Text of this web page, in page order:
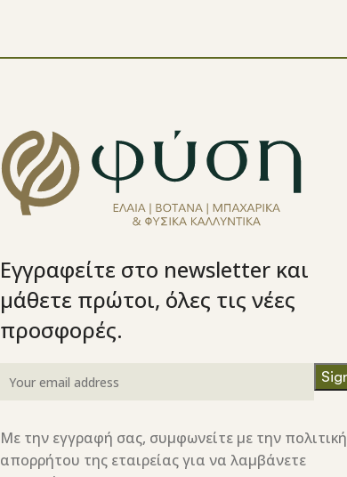
Εγγραφείτε στο newsletter και
μάθετε πρώτοι, όλες τις νέες
προσφορές.
Με την εγγραφή σας, συμφωνείτε με την πολιτική
απορρήτου της εταιρείας για να λαμβάνετε